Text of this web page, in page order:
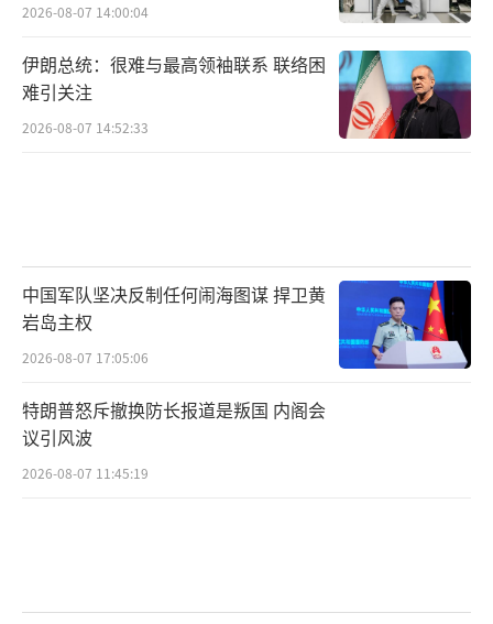
2026-08-07 14:00:04
伊朗总统：很难与最高领袖联系 联络困
难引关注
2026-08-07 14:52:33
中国军队坚决反制任何闹海图谋 捍卫黄
岩岛主权
2026-08-07 17:05:06
特朗普怒斥撤换防长报道是叛国 内阁会
议引风波
2026-08-07 11:45:19